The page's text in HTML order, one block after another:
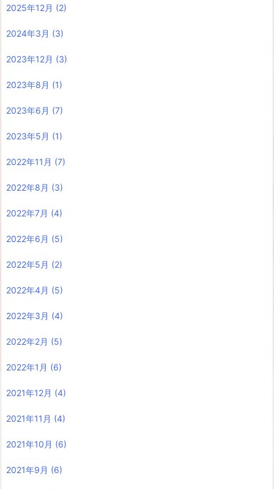
2025年12月 (2)
2024年3月 (3)
2023年12月 (3)
2023年8月 (1)
2023年6月 (7)
2023年5月 (1)
2022年11月 (7)
2022年8月 (3)
2022年7月 (4)
2022年6月 (5)
2022年5月 (2)
2022年4月 (5)
2022年3月 (4)
2022年2月 (5)
2022年1月 (6)
2021年12月 (4)
2021年11月 (4)
2021年10月 (6)
2021年9月 (6)